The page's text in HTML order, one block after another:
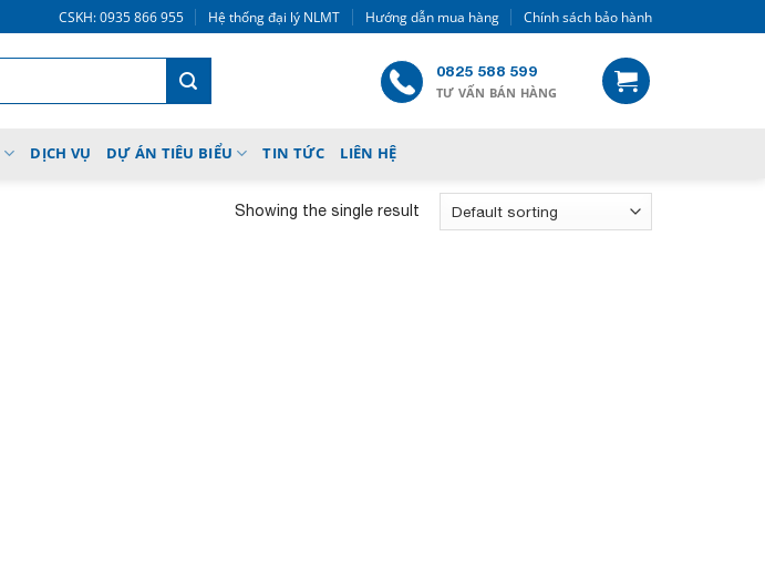
CSKH: 0935 866 955 Hệ thống đại lý NLMT Hướng dẫn mua hàng Chính sách bảo hành
0825 588 599
TƯ VẤN BÁN HÀNG
DỊCH VỤ DỰ ÁN TIÊU BIỂU TIN TỨC LIÊN HỆ
Showing the single result